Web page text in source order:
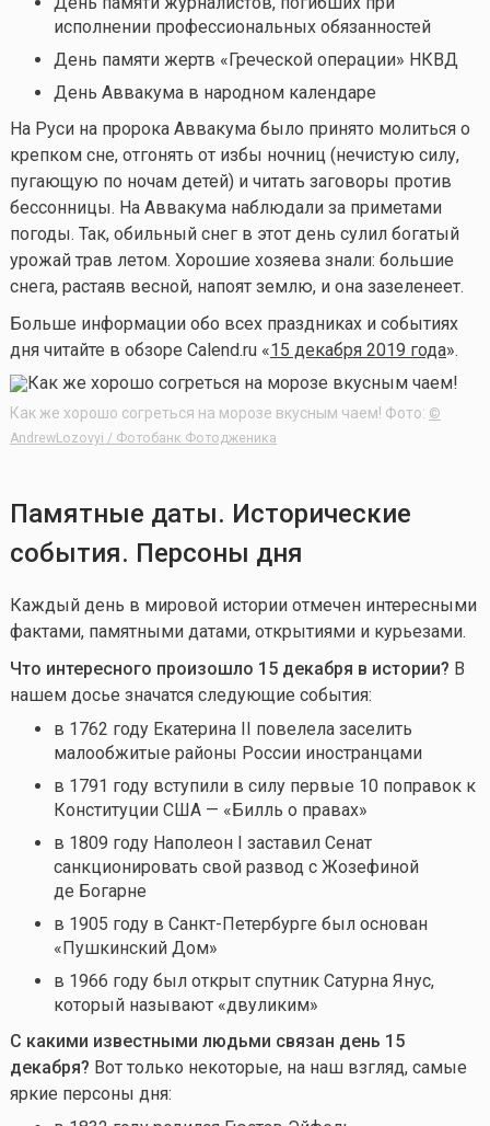
исполнении профессиональных обязанностей
День памяти жертв «Греческой операции» НКВД
День Аввакума в народном календаре
На Руси на пророка Аввакума было принято молиться о
крепком сне, отгонять от избы ночниц (нечистую силу,
пугающую по ночам детей) и читать заговоры против
бессонницы. На Аввакума наблюдали за приметами
погоды. Так, обильный снег в этот день сулил богатый
урожай трав летом. Хорошие хозяева знали: большие
снега, растаяв весной, напоят землю, и она зазеленеет.
Больше информации обо всех праздниках и событиях
дня читайте в обзоре Calend.ru «15 декабря 2019 года».
Как же хорошо согреться на морозе вкусным чаем! Фото: ©
AndrewLozovyi / Фотобанк Фотодженика
Памятные даты. Исторические
события. Персоны дня
Каждый день в мировой истории отмечен интересными
фактами, памятными датами, открытиями и курьезами.
Что интересного произошло 15 декабря в истории? В
нашем досье значатся следующие события:
в 1762 году Екатерина II повелела заселить
малообжитые районы России иностранцами
в 1791 году вступили в силу первые 10 поправок к
Конституции США — «Билль о правах»
в 1809 году Наполеон I заставил Сенат
санкционировать свой развод с Жозефиной
де Богарне
в 1905 году в Санкт-Петербурге был основан
«Пушкинский Дом»
в 1966 году был открыт спутник Сатурна Янус,
который называют «двуликим»
С какими известными людьми связан день 15
декабря? Вот только некоторые, на наш взгляд, самые
яркие персоны дня: